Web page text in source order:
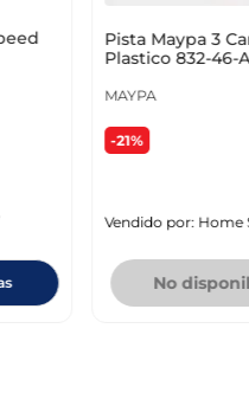
Pista Maypa 3
Plastico 832-46-
MAYPA
-21%
Vendido por: Home
No